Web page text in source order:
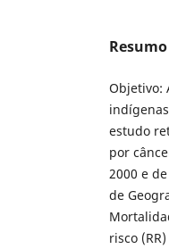
Resumo
Objetivo:
estudo
por
2000 e
de
risco